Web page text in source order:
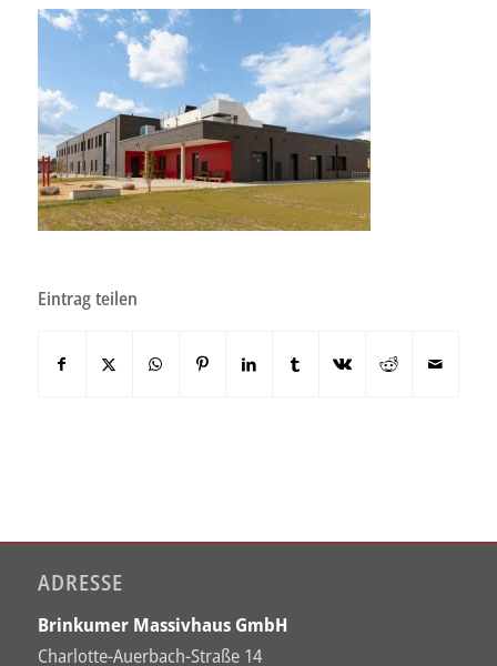
Eintrag teilen
ADRESSE
Brinkumer Massivhaus GmbH
Charlotte-Auerbach-Straße 14